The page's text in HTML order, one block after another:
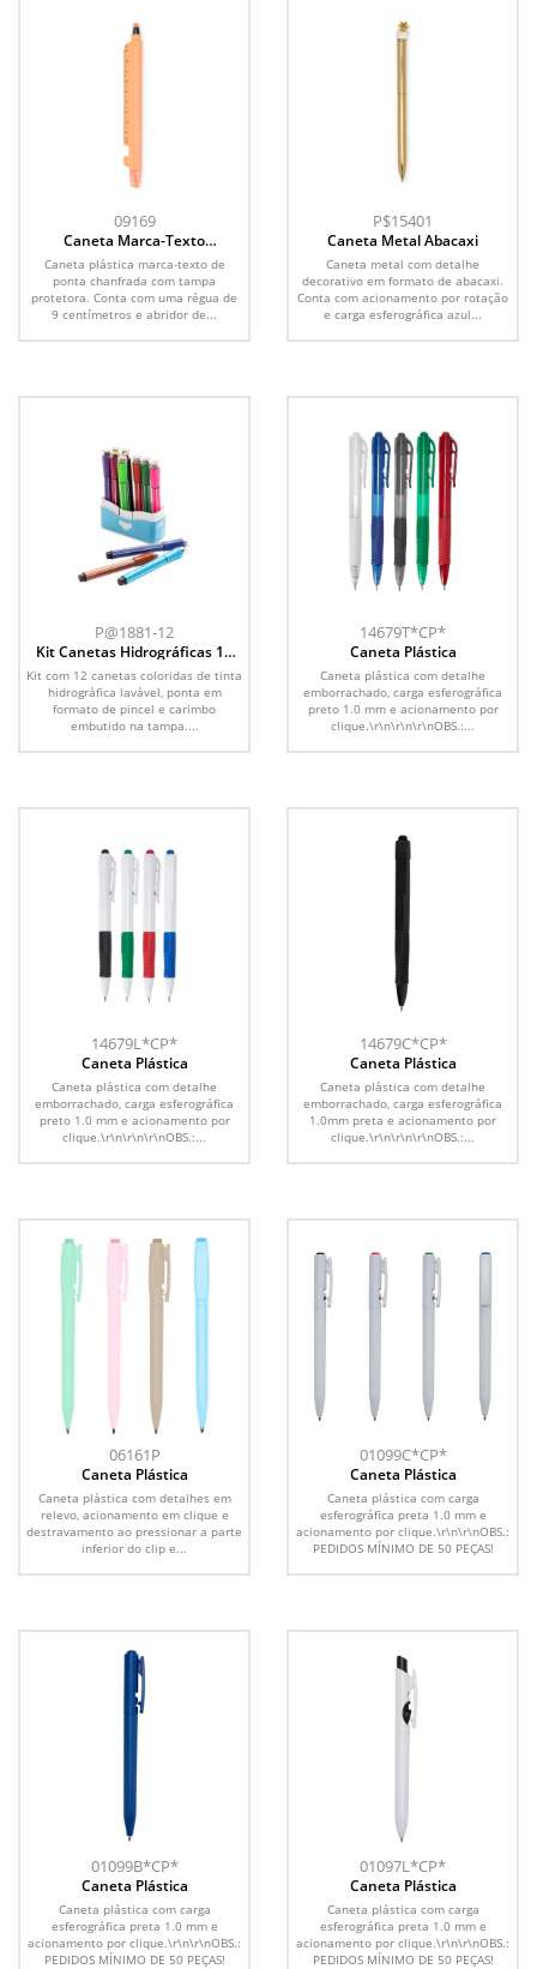
09169
Caneta Marca-Texto
Multifunções
Caneta plástica marca-texto de
ponta chanfrada com tampa
protetora. Conta com uma régua de
9 centímetros e abridor de...
P$15401
Caneta Metal Abacaxi
Caneta metal com detalhe
decorativo em formato de abacaxi.
Conta com acionamento por rotação
e carga esferográfica azul...
P@1881-12
Kit Canetas Hidrográficas 12
Kit com 12 canetas coloridas de tinta
hidrográfica lavável, ponta em
formato de pincel e carimbo
embutido na tampa....
14679T*CP*
Caneta Plástica
Caneta plástica com detalhe
emborrachado, carga esferográfica
preto 1.0 mm e acionamento por
clique.\r\n\r\n\r\nOBS.:...
14679L*CP*
Caneta Plástica
Caneta plástica com detalhe
emborrachado, carga esferográfica
preto 1.0 mm e acionamento por
clique.\r\n\r\n\r\nOBS.:...
14679C*CP*
Caneta Plástica
Caneta plástica com detalhe
emborrachado, carga esferográfica
1.0mm preta e acionamento por
clique.\r\n\r\n\r\nOBS.:...
06161P
Caneta Plástica
Caneta plástica com detalhes em
relevo, acionamento em clique e
destravamento ao pressionar a parte
inferior do clip e...
01099C*CP*
Caneta Plástica
Caneta plástica com carga
esferográfica preta 1.0 mm e
acionamento por clique.\r\n\r\nOBS.:
PEDIDOS MÍNIMO DE 50 PEÇAS!
01099B*CP*
Caneta Plástica
Caneta plástica com carga
esferográfica preta 1.0 mm e
acionamento por clique.\r\n\r\nOBS.:
PEDIDOS MÍNIMO DE 50 PEÇAS!
01097L*CP*
Caneta Plástica
Caneta plástica com carga
esferográfica preta 1.0 mm e
acionamento por clique.\r\n\r\nOBS.:
PEDIDOS MÍNIMO DE 50 PEÇAS!